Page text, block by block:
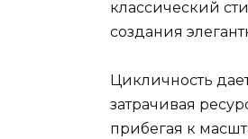
классический
создания
Цикличность
затрачивая
прибегая к